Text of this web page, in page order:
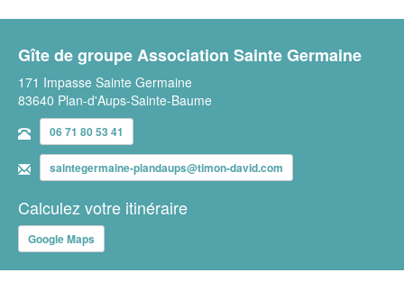
Gîte de groupe Association Sainte Germaine
171 Impasse Sainte Germaine
83640 Plan-d'Aups-Sainte-Baume
06 71 80 53 41
saintegermaine-plandaups@timon-david.com
Calculez votre itinéraire
Google Maps